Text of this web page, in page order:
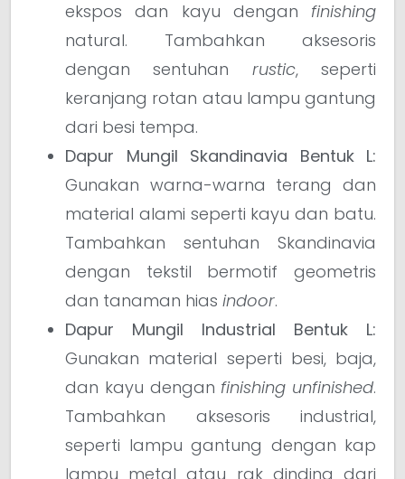
ekspos dan kayu dengan finishing
natural. Tambahkan aksesoris
dengan sentuhan rustic, seperti
keranjang rotan atau lampu gantung
dari besi tempa.
Dapur Mungil Skandinavia Bentuk L:
Gunakan warna-warna terang dan
material alami seperti kayu dan batu.
Tambahkan sentuhan Skandinavia
dengan tekstil bermotif geometris
dan tanaman hias indoor.
Dapur Mungil Industrial Bentuk L:
Gunakan material seperti besi, baja,
dan kayu dengan finishing unfinished.
Tambahkan aksesoris industrial,
seperti lampu gantung dengan kap
lampu metal atau rak dinding dari